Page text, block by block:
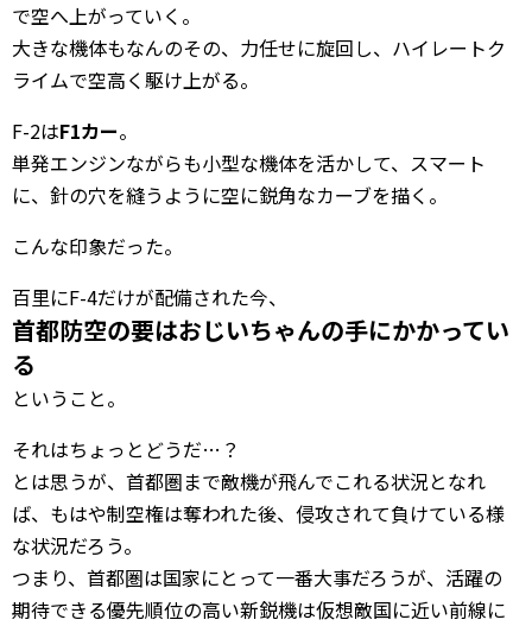
で空へ上がっていく。
大きな機体もなんのその、力任せに旋回し、ハイレートク
ライムで空高く駆け上がる。
F-2はF1カー。
単発エンジンながらも小型な機体を活かして、スマート
に、針の穴を縫うように空に鋭角なカーブを描く。
こんな印象だった。
百里にF-4だけが配備された今、
首都防空の要はおじいちゃんの手にかかってい
る
ということ。
それはちょっとどうだ…？
とは思うが、首都圏まで敵機が飛んでこれる状況となれ
ば、もはや制空権は奪われた後、侵攻されて負けている様
な状況だろう。
つまり、首都圏は国家にとって一番大事だろうが、活躍の
期待できる優先順位の高い新鋭機は仮想敵国に近い前線に